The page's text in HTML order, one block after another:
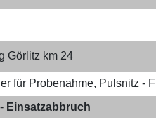
Görlitz km 24
für Probenahme, Pulsnitz -
Einsatzabbruch